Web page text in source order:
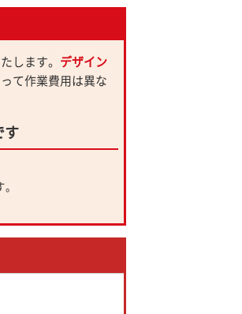
します。 デザイン
て作業費用は異な
す